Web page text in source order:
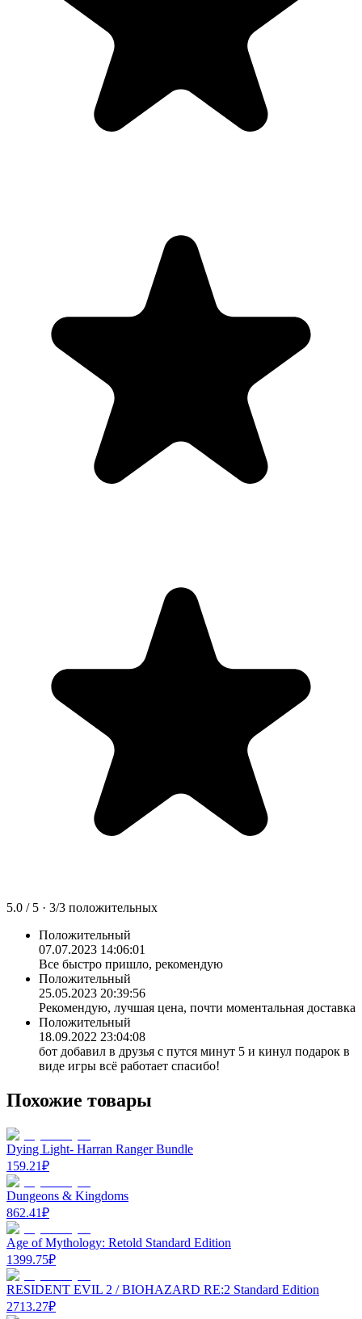
5.0 / 5 · 3/3 положительных
Положительный
07.07.2023 14:06:01
Все быстро пришло, рекомендую
Положительный
25.05.2023 20:39:56
Рекомендую, лучшая цена, почти моментальная доставка
Положительный
18.09.2022 23:04:08
бот добавил в друзья с путся минут 5 и кинул подарок в
виде игры всё работает спасибо!
Похожие товары
Dying Light- Harran Ranger Bundle
159.21₽
Dungeons & Kingdoms
862.41₽
Age of Mythology: Retold Standard Edition
1399.75₽
RESIDENT EVIL 2 / BIOHAZARD RE:2 Standard Edition
2713.27₽